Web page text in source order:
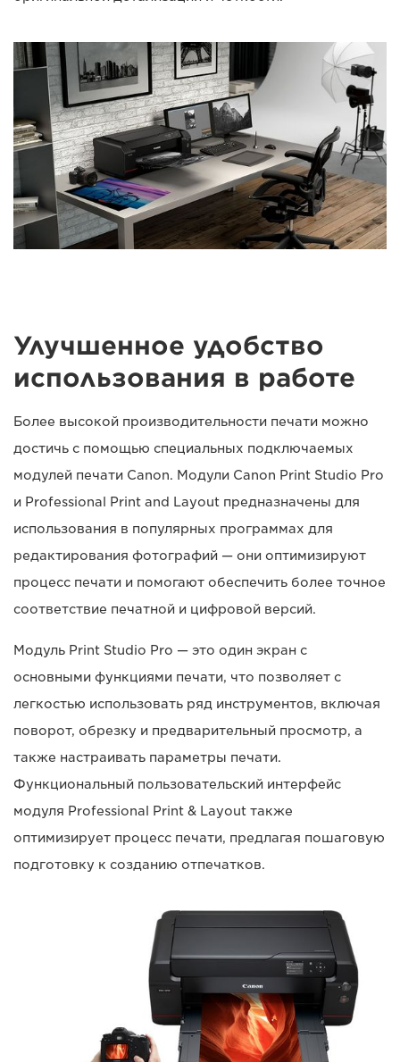
Улучшенное удобство
использования в работе
Более высокой производительности печати можно
достичь с помощью специальных подключаемых
модулей печати Canon. Модули Canon Print Studio Pro
и Professional Print and Layout предназначены для
использования в популярных программах для
редактирования фотографий — они оптимизируют
процесс печати и помогают обеспечить более точное
соответствие печатной и цифровой версий.
Модуль Print Studio Pro — это один экран с
основными функциями печати, что позволяет с
легкостью использовать ряд инструментов, включая
поворот, обрезку и предварительный просмотр, а
также настраивать параметры печати.
Функциональный пользовательский интерфейс
модуля Professional Print & Layout также
оптимизирует процесс печати, предлагая пошаговую
подготовку к созданию отпечатков.